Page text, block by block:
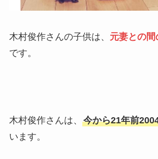
木村俊作さんの子供は、 元妻との間
です。
木村俊作さんは、 今から21年前
います。